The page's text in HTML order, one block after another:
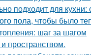
подходит для
пола, чтобы было
шаг за шагом
пространством.